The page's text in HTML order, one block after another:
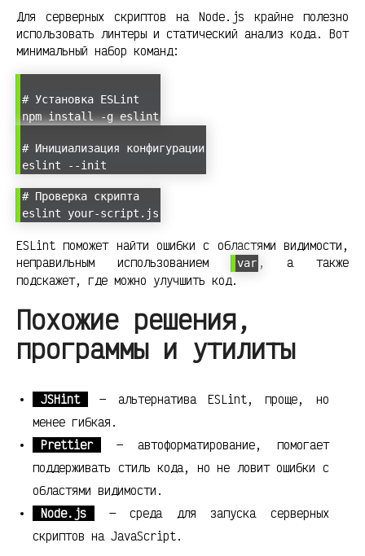
Для серверных скриптов на Node.js крайне полезно
использовать линтеры и статический анализ кода. Вот
минимальный набор команд:
# Установка ESLint
npm install -g eslint
# Инициализация конфигурации
eslint --init
# Проверка скрипта
eslint your-script.js
ESLint поможет найти ошибки с областями видимости,
неправильным использованием
var , а также
подскажет, где можно улучшить код.
Похожие решения,
программы и утилиты
JSHint
— альтернатива ESLint, проще, но
менее гибкая.
Prettier
— автоформатирование, помогает
поддерживать стиль кода, но не ловит ошибки с
областями видимости.
Node.js
— среда для запуска серверных
скриптов на JavaScript.